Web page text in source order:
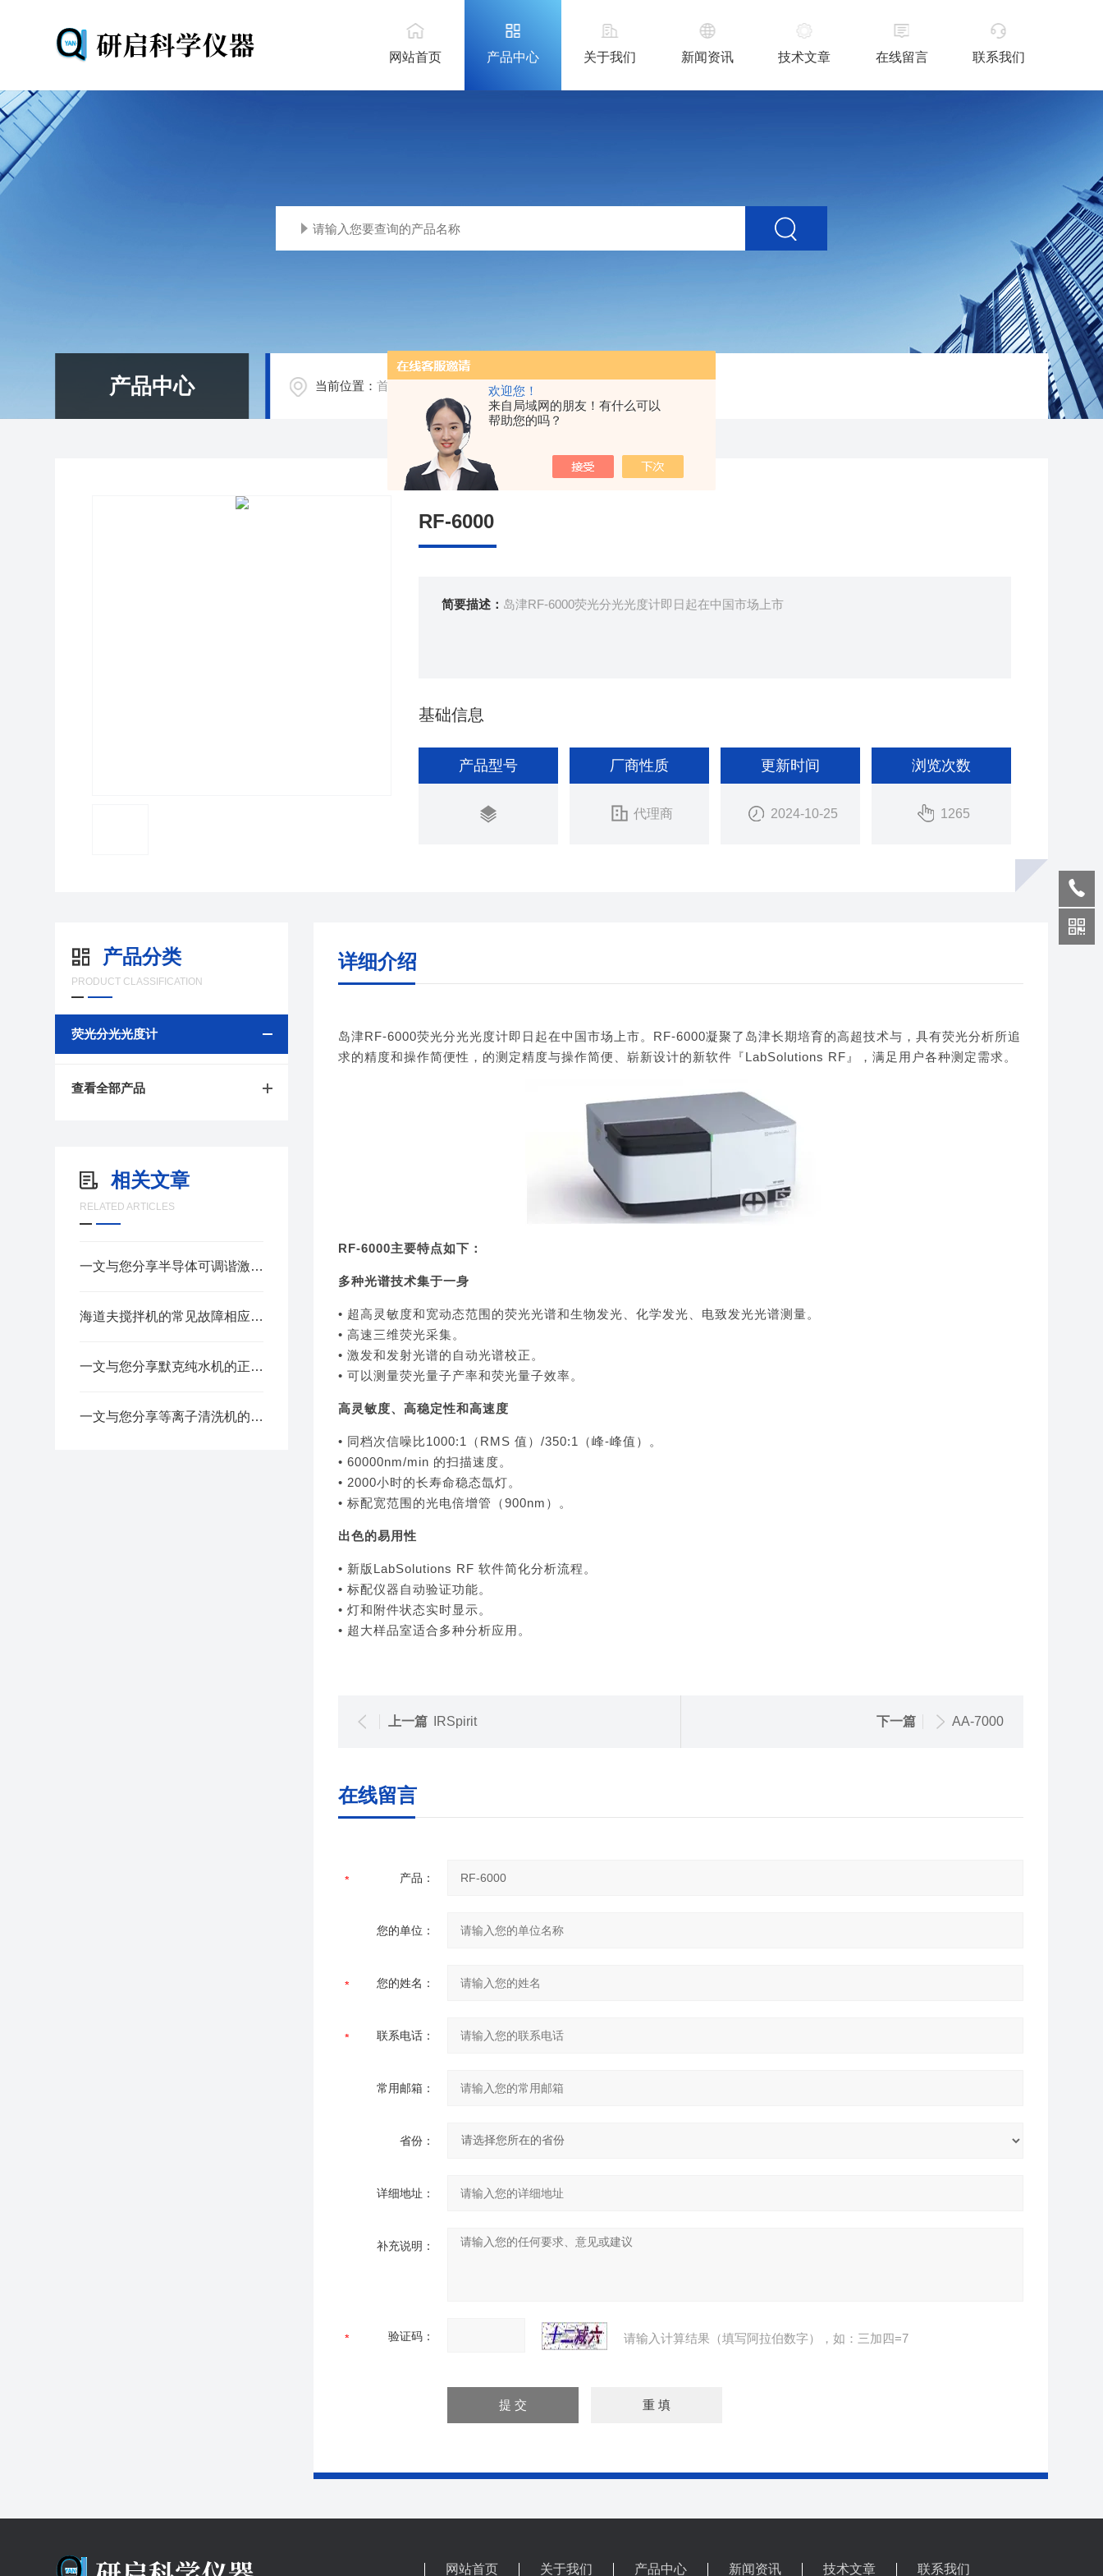
欢迎您！
来自局域网的朋友！有什么可以
帮助您的吗？
网站首页 产品中心 关于我们 新闻资讯 技术文章 在线留言 联系我们
产品中心 当前位置：首页 / /荧光分光光度计
RF-6000
简要描述： 岛津RF-6000荧光分光光度计即日起在中国市场上市
基础信息
产品型号 厂商性质
代理商
更新时间
2024-10-25
浏览次数
1265
产品分类
PRODUCT CLASSIFICATION
荧光分光光度计
查看全部产品
相关文章
RELATED ARTICLES
一文与您分享半导体可调谐激光器的定期维护保养方法
海道夫搅拌机的常见故障相应解决方法分享
一文与您分享默克纯水机的正确使用步骤
一文与您分享等离子清洗机的正确使用步骤
详细介绍
岛津RF-6000荧光分光光度计即日起在中国市场上市。RF-6000凝聚了岛津长期培育的高超技术与，具有荧光分析所追
求的精度和操作简便性，的测定精度与操作简便、崭新设计的新软件『LabSolutions RF』，满足用户各种测定需求。
RF-6000主要特点如下：
多种光谱技术集于一身
• 超高灵敏度和宽动态范围的荧光光谱和生物发光、化学发光、电致发光光谱测量。
• 高速三维荧光采集。
• 激发和发射光谱的自动光谱校正。
• 可以测量荧光量子产率和荧光量子效率。
高灵敏度、高稳定性和高速度
• 同档次信噪比1000:1（RMS 值）/350:1（峰-峰值）。
• 60000nm/min 的扫描速度。
• 2000小时的长寿命稳态氙灯。
• 标配宽范围的光电倍增管（900nm）。
出色的易用性
• 新版LabSolutions RF 软件简化分析流程。
• 标配仪器自动验证功能。
• 灯和附件状态实时显示。
• 超大样品室适合多种分析应用。
上一篇 IRSpirit 下一篇 AA-7000
在线留言
产品：
您的单位：
您的姓名：
联系电话：
常用邮箱：
省份：
详细地址：
补充说明：
验证码： 请输入计算结果（填写阿拉伯数字），如：三加四=7
网站首页 关于我们 产品中心 新闻资讯 技术文章 联系我们